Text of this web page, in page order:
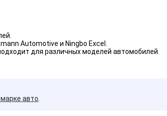
Automotive и Ningbo Excel.
для различных моделей автомобилей.
авто